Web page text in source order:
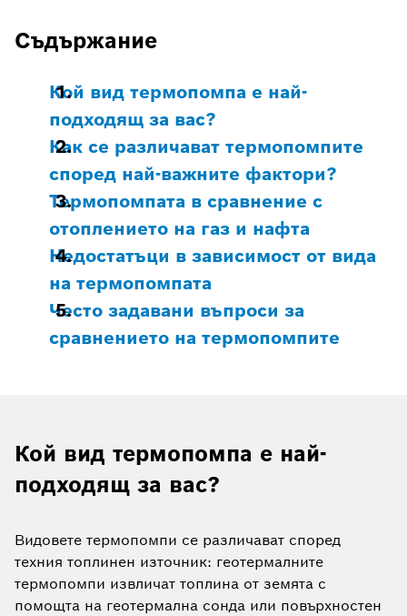
Съдържание
Кой вид термопомпа е най-
подходящ за вас?
Как се различават термопомпите
според най-важните фактори?
Термопомпата в сравнение с
отоплението на газ и нафта
Недостатъци в зависимост от вида
на термопомпата
Често задавани въпроси за
сравнението на термопомпите
Кой вид термопомпа е най-
подходящ за вас?
Видовете термопомпи се различават според
техния топлинен източник: геотермалните
термопомпи извличат топлина от земята с
помощта на геотермална сонда или повърхностен